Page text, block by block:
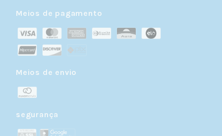
Meios de pagamento
Meios de envio
segurança